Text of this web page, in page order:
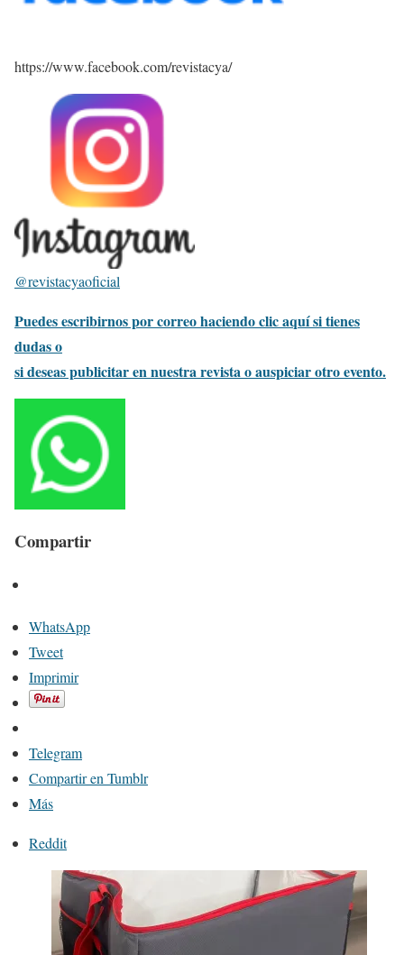
https://www.facebook.com/revistacya/
@revistacyaoficial
Puedes escribirnos por correo haciendo clic aquí si tienes
dudas o
si deseas publicitar en nuestra revista o auspiciar otro evento.
Compartir
WhatsApp
Tweet
Imprimir
Telegram
Compartir en Tumblr
Más
Reddit